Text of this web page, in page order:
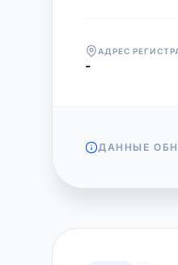
АДРЕС
-
ДАННЫЕ